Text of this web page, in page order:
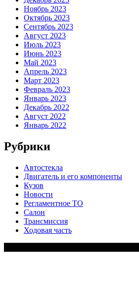
Ноябрь 2023
Октябрь 2023
Сентябрь 2023
Август 2023
Июль 2023
Июнь 2023
Май 2023
Апрель 2023
Март 2023
Февраль 2023
Январь 2023
Декабрь 2022
Август 2022
Январь 2022
Рубрики
Автостекла
Двигатель и его компоненты
Кузов
Новости
Регламентное ТО
Салон
Трансмиссия
Ходовая часть